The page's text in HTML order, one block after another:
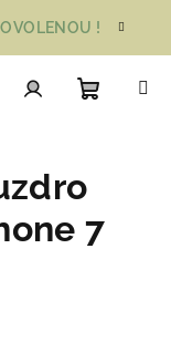
!
košík
7